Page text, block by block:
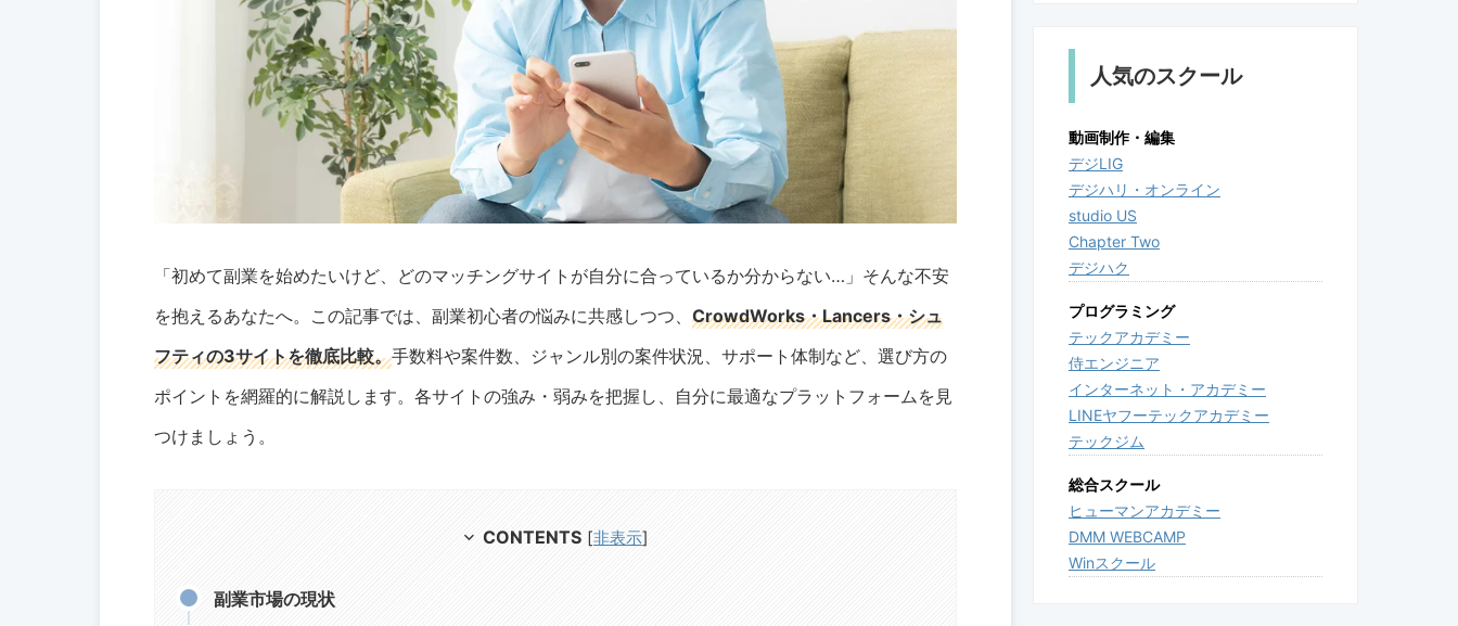
「初めて副業を始めたいけど、どのマッチングサイトが自分に合っているか分からない…」そんな不安
を抱えるあなたへ。この記事では、副業初心者の悩みに共感しつつ、 CrowdWorks・Lancers・シュ
フティの3サイトを徹底比較。手数料や案件数、ジャンル別の案件状況、サポート体制など、選び方の
ポイントを網羅的に解説します。各サイトの強み・弱みを把握し、自分に最適なプラットフォームを見
つけましょう。
CONTENTS [非表示]
副業市場の現状
人気のスクール
動画制作・編集
デジLIG
デジハリ・オンライン
studio US
Chapter Two
デジハク
プログラミング
テックアカデミー
侍エンジニア
インターネット・アカデミー
LINEヤフーテックアカデミー
テックジム
総合スクール
ヒューマンアカデミー
DMM WEBCAMP
Winスクール